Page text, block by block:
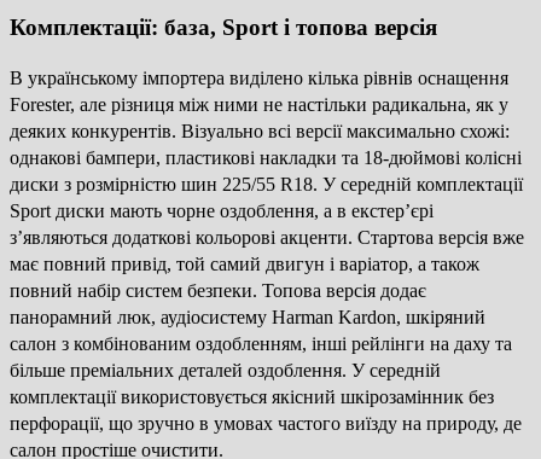
Комплектації: база, Sport і топова версія
В українському імпортера виділено кілька рівнів оснащення
Forester, але різниця між ними не настільки радикальна, як у
деяких конкурентів. Візуально всі версії максимально схожі:
однакові бампери, пластикові накладки та 18-дюймові колісні
диски з розмірністю шин 225/55 R18. У середній комплектації
Sport диски мають чорне оздоблення, а в екстер’єрі
з’являються додаткові кольорові акценти. Стартова версія вже
має повний привід, той самий двигун і варіатор, а також
повний набір систем безпеки. Топова версія додає
панорамний люк, аудіосистему Harman Kardon, шкіряний
салон з комбінованим оздобленням, інші рейлінги на даху та
більше преміальних деталей оздоблення. У середній
комплектації використовується якісний шкірозамінник без
перфорації, що зручно в умовах частого виїзду на природу, де
салон простіше очистити.